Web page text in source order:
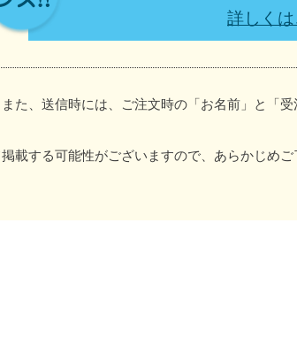
詳しく
た、送信時には、ご注文時の「お名前」と「
載する可能性がございますので、あらかじめご